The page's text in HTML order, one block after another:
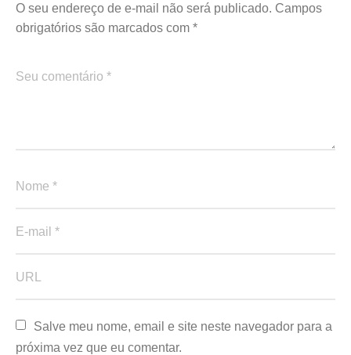
O seu endereço de e-mail não será publicado. Campos
obrigatórios são marcados com *
Salve meu nome, email e site neste navegador para a
próxima vez que eu comentar.